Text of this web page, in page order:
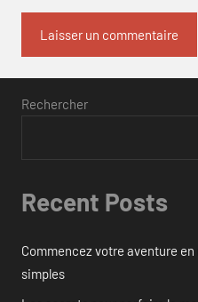
Rechercher
Recent Posts
Commencez votre aventure
simples